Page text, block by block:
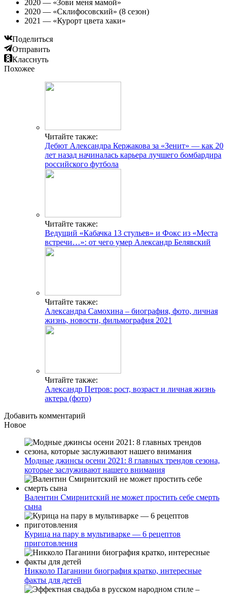
2020 — «Зови меня мамой»
2020 — «Склифосовский» (8 сезон)
2021 — «Курорт цвета хаки»
Поделиться
Отправить
Класснуть
Похожее
Читайте также:
Дебют Александра Кержакова за «Зенит» — как 20
лет назад начиналась карьера лучшего бомбардира
российского футбола
Читайте также:
Ведущий «Кабачка 13 стульев» и Фокс из «Места
встречи…»: от чего умер Александр Белявский
Читайте также:
Александра Самохина – биография, фото, личная
жизнь, новости, фильмография 2021
Читайте также:
Александр Петров: рост, возраст и личная жизнь
актера (фото)
Добавить комментарий
Новое
Модные джинсы осени 2021: 8 главных трендов сезона,
которые заслуживают нашего внимания
Валентин Смирнитский не может простить себе смерть
сына
Курица на пару в мультиварке — 6 рецептов
приготовления
Никколо Паганини биография кратко, интересные
факты для детей